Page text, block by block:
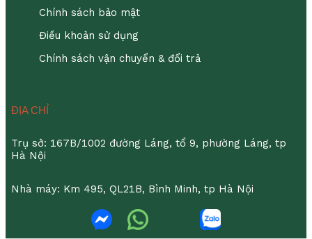
Chính sách bảo mật
Điều khoản sử dụng
Chính sách vận chuyển & đổi trả
ĐỊA CHỈ
Trụ sở: 167B/1002 đường Láng, tổ 9, phường Láng, tp
Hà Nội
Nhà máy: Km 495, QL21B, Bình Minh, tp Hà Nội